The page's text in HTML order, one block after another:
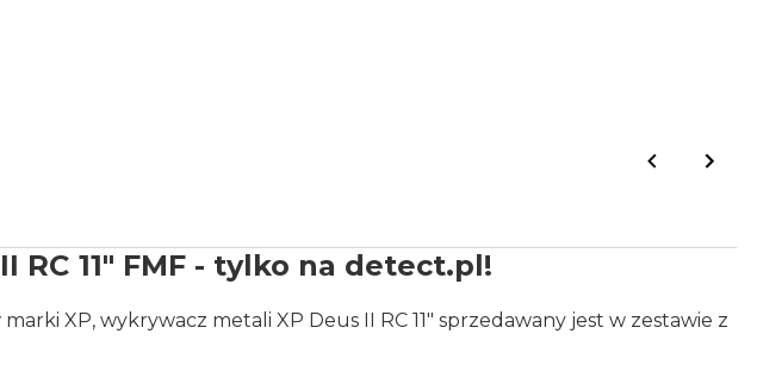
11" FMF - tylko na detect.pl!
XP, wykrywacz metali XP Deus II RC 11" sprzedawany jest w zestawie z